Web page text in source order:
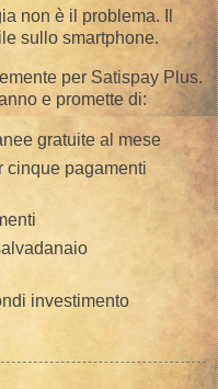
non è il problema. Il
sullo smartphone.
per Satispay Plus.
e promette di:
gratuite al mese
cinque pagamenti
investimento